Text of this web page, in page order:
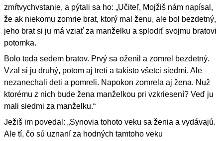
zmŕtvychvstanie, a pýtali sa ho: „Učiteľ, Mojžiš nám napísal,
že ak niekomu zomrie brat, ktorý mal ženu, ale bol bezdetný,
jeho brat si ju má vziať za manželku a splodiť svojmu bratovi
potomka.
Bolo teda sedem bratov. Prvý sa oženil a zomrel bezdetný.
Vzal si ju druhý, potom aj tretí a takisto všetci siedmi. Ale
nezanechali deti a pomreli. Napokon zomrela aj žena. Nuž
ktorému z nich bude žena manželkou pri vzkriesení? Veď ju
mali siedmi za manželku.“
Ježiš im povedal: „Synovia tohoto veku sa ženia a vydávajú.
Ale tí, čo sú uznaní za hodných tamtoho veku